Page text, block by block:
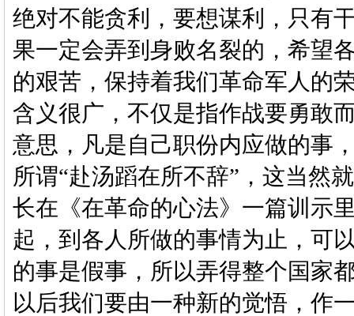
绝对不能贪利，要想谋利，只有
果一定会弄到身败名裂的，希望
的艰苦，保持着我们革命军人的
含义很广，不仅是指作战要勇敢
意思，凡是自己职份内应做的事
所谓“赴汤蹈在所不辞”，这当然
长在《在革命的心法》一篇训示
起，到各人所做的事情为止，可
的事是假事，所以弄得整个国
以后我们要由一种新的觉悟，